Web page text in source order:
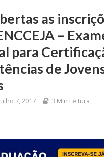
as
–
para
de
7, 2017 3 Min Leitura